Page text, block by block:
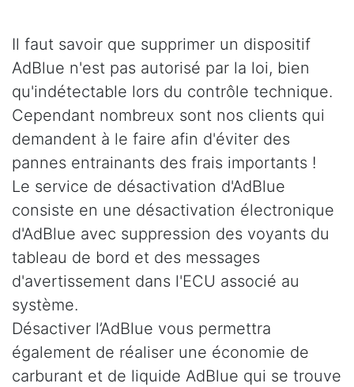
Il faut savoir que supprimer un dispositif
AdBlue n'est pas autorisé par la loi, bien
qu'indétectable lors du contrôle technique.
Cependant nombreux sont nos clients qui
demandent à le faire afin d'éviter des
pannes entrainants des frais importants !
Le service de désactivation d'AdBlue
consiste en une désactivation électronique
d'AdBlue avec suppression des voyants du
tableau de bord et des messages
d'avertissement dans l'ECU associé au
système.
Désactiver l’AdBlue vous permettra
également de réaliser une économie de
carburant et de liquide AdBlue qui se trouve